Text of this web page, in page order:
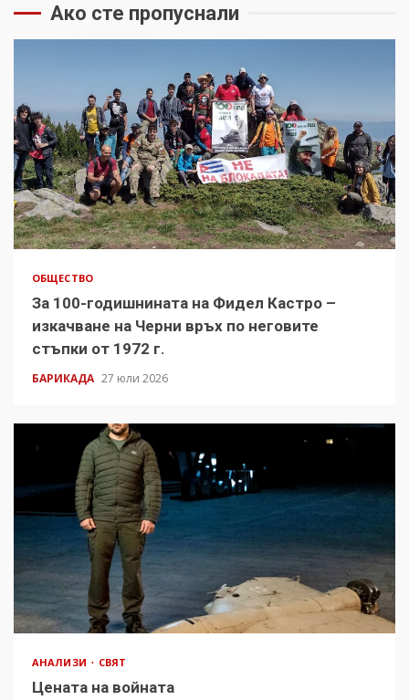
Ако сте пропуснали
ОБЩЕСТВО
За 100-годишнината на Фидел Кастро –
изкачване на Черни връх по неговите
стъпки от 1972 г.
БАРИКАДА 27 юли 2026
АНАЛИЗИ СВЯТ
Цената на войната